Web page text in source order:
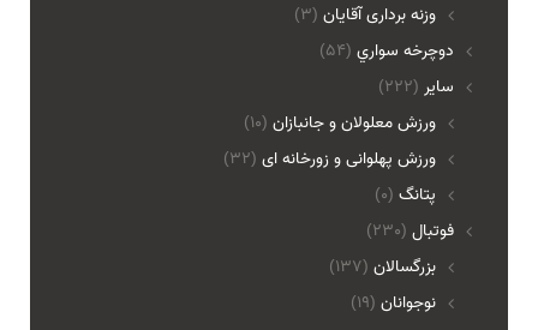
وزنه برداری آقایان (3)
(54) دوچرخه سواري
(222) ساير
ورزش معلولان و جانبازان (10)
ورزش پهلوانی و زورخانه ای (32)
پتانگ (0)
(230) فوتبال
بزرگسالان (137)
نوجوانان (19)